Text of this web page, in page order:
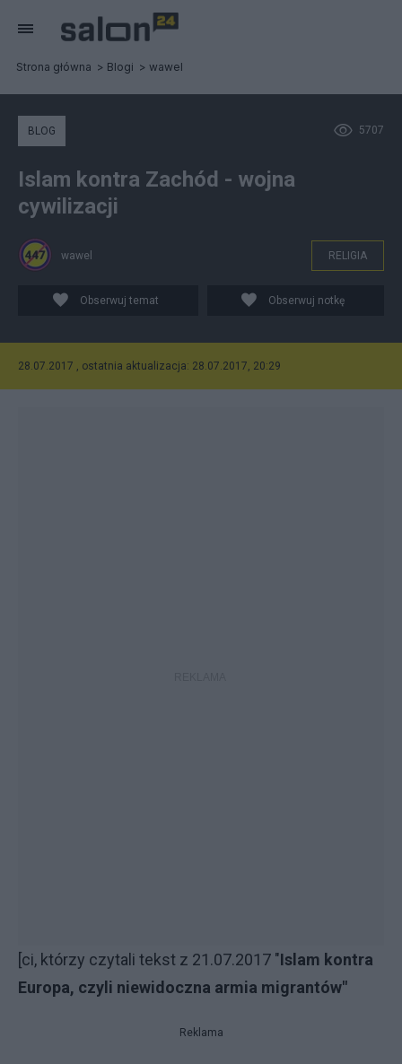
Strona główna Blogi wawel
5707
BLOG
Islam kontra Zachód - wojna
cywilizacji
wawel RELIGIA
Obserwuj temat Obserwuj notkę
28.07.2017 , ostatnia aktualizacja: 28.07.2017, 20:29
[ci, którzy czytali tekst z 21.07.2017 "Islam kontra
Europa, czyli niewidoczna armia migrantów"
Reklama